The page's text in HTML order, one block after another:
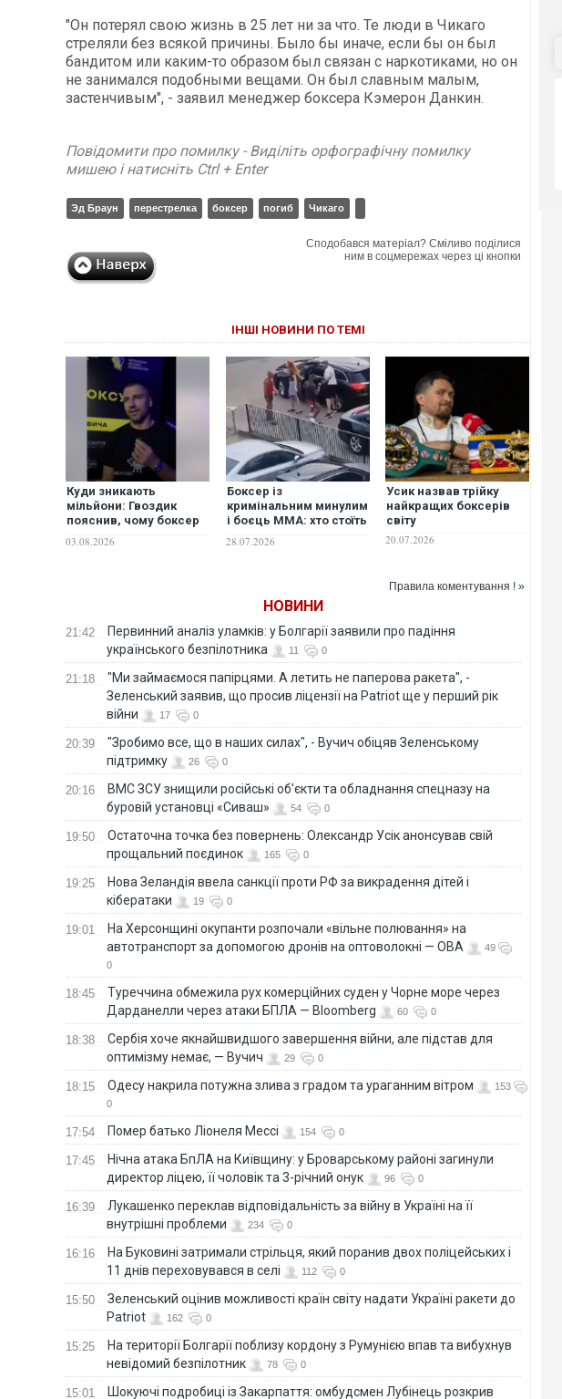
"Он потерял свою жизнь в 25 лет ни за что. Те люди в Чикаго
стреляли без всякой причины. Было бы иначе, если бы он был
бандитом или каким-то образом был связан с наркотиками, но он
не занимался подобными вещами. Он был славным малым,
застенчивым", - заявил менеджер боксера Кэмерон Данкин.
Повідомити про помилку - Виділіть орфографічну помилку
мишею і натисніть Ctrl + Enter
Эд Браун перестрелка боксер погиб Чикаго
Сподобався матеріал? Сміливо поділися
ним в соцмережах через ці кнопки
ІНШІ НОВИНИ ПО ТЕМІ
Куди зникають
мільйони: Гвоздик
пояснив, чому боксер
від заявленої суми
03.08.2026
Боксер із
кримінальним минулим
і боєць ММА: хто стоїть
на українців у Вроцлаві
28.07.2026
Усик назвав трійку
найкращих боксерів
світу
20.07.2026
Правила коментування ! »
НОВИНИ
21:42
Первинний аналіз уламків: у Болгарії заявили про падіння
українського безпілотника
11 0
21:18
"Ми займаємося папірцями. А летить не паперова ракета", -
Зеленський заявив, що просив ліцензії на Patriot ще у перший рік
війни
17 0
20:39
"Зробимо все, що в наших силах", - Вучич обіцяв Зеленському
підтримку
26 0
20:16
ВМС ЗСУ знищили російські об'єкти та обладнання спецназу на
буровій установці «Сиваш»
54 0
19:50
Остаточна точка без повернень: Олександр Усік анонсував свій
прощальний поєдинок
165 0
19:25
Нова Зеландія ввела санкції проти РФ за викрадення дітей і
кібератаки
19 0
19:01
На Херсонщині окупанти розпочали «вільне полювання» на
автотранспорт за допомогою дронів на оптоволокні — ОВА
49
0
18:45
Туреччина обмежила рух комерційних суден у Чорне море через
Дарданелли через атаки БПЛА — Bloomberg
60 0
18:38
Сербія хоче якнайшвидшого завершення війни, але підстав для
оптимізму немає, — Вучич
29 0
18:15 Одесу накрила потужна злива з градом та ураганним вітром
153
0
17:54 Помер батько Ліонеля Мессі 154 0
17:45
Нічна атака БпЛА на Київщину: у Броварському районі загинули
директор ліцею, її чоловік та 3-річний онук
96 0
16:39
Лукашенко переклав відповідальність за війну в Україні на її
внутрішні проблеми
234 0
16:16
На Буковині затримали стрільця, який поранив двох поліцейських і
11 днів переховувався в селі
112 0
15:50
Зеленський оцінив можливості країн світу надати Україні ракети до
Patriot
162 0
15:25
На території Болгарії поблизу кордону з Румунією впав та вибухнув
невідомий безпілотник
78 0
15:01 Шокуючі подробиці із Закарпаття: омбудсмен Лубінець розкрив